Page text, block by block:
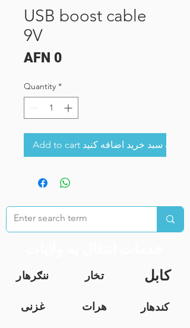
USB boost cable
9V
AFN 0Price
Quantity *
Add to cart به سبد خرید اضافه کنید
ننګرهار تخار کابل
غزنی هرات
کندهار